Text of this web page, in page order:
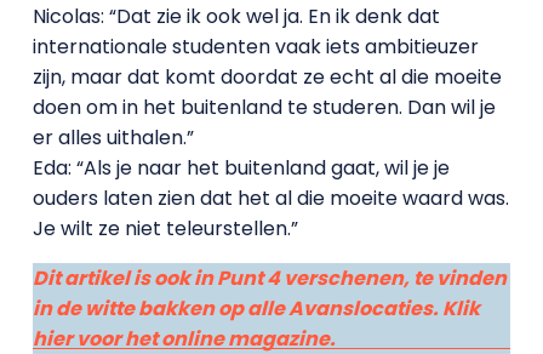
Nicolas: “Dat zie ik ook wel ja. En ik denk dat
internationale studenten vaak iets ambitieuzer
zijn, maar dat komt doordat ze echt al die moeite
doen om in het buitenland te studeren. Dan wil je
er alles uithalen.”
Eda: “Als je naar het buitenland gaat, wil je je
ouders laten zien dat het al die moeite waard was.
Je wilt ze niet teleurstellen.”
Dit artikel is ook in Punt 4 verschenen, te vinden
in de witte bakken op alle Avanslocaties. Klik
hier voor het online magazine.